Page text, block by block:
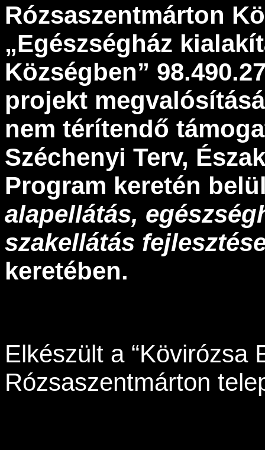
Rózsaszentmárton K
„Egészségház kialakít
Községben”
projekt megvalósítás
nem térítendő t
Széchenyi Terv,
Program keretén bel
alapellátás, egészs
szakellátás fejleszt
keretében.
Elkészült a “Kövirózsa
Rózsaszentmárton